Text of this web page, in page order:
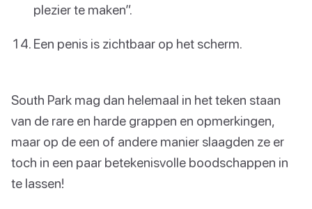
plezier te maken”.
Een penis is zichtbaar op het scherm.
South Park mag dan helemaal in het teken staan
van de rare en harde grappen en opmerkingen,
maar op de een of andere manier slaagden ze er
toch in een paar betekenisvolle boodschappen in
te lassen!